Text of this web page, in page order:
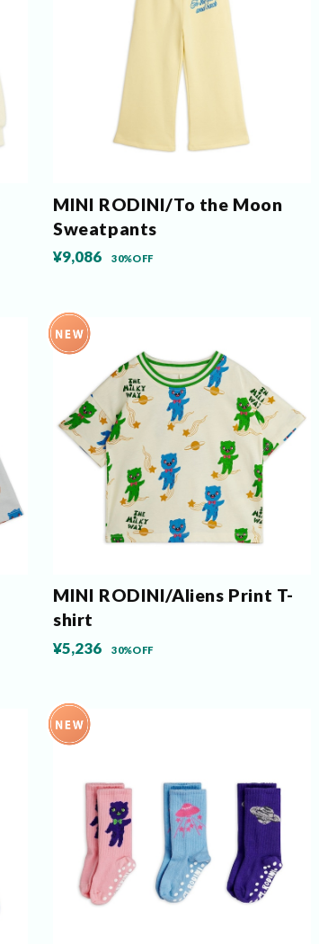
MINI RODINI/To the Moon
Sweatpants
¥9,086 30%OFF
MINI RODINI/Aliens Print T-
shirt
¥5,236 30%OFF